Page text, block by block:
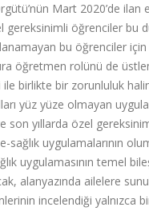
Mart 2020’de
gereksinimli öğrenciler bu
bu öğrenciler
öğretmen rolünü de
birlikte bir zorunluluk
yüz yüze olmayan
son yıllarda özel
sağlık uygulamalarının
uygulamasının temel
alanyazında ailelere
incelendiği yalnızca